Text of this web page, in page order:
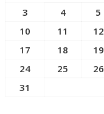
3
4 5
10
11 12
17
18 19
24
25 26
31